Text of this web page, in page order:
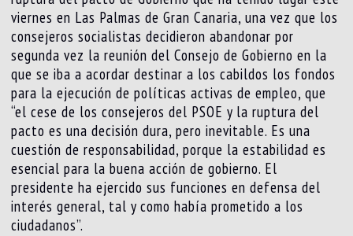
viernes en Las Palmas de Gran Canaria, una vez que los
consejeros socialistas decidieron abandonar por
segunda vez la reunión del Consejo de Gobierno en la
que se iba a acordar destinar a los cabildos los fondos
para la ejecución de políticas activas de empleo, que
“el cese de los consejeros del PSOE y la ruptura del
pacto es una decisión dura, pero inevitable. Es una
cuestión de responsabilidad, porque la estabilidad es
esencial para la buena acción de gobierno. El
presidente ha ejercido sus funciones en defensa del
interés general, tal y como había prometido a los
ciudadanos”.